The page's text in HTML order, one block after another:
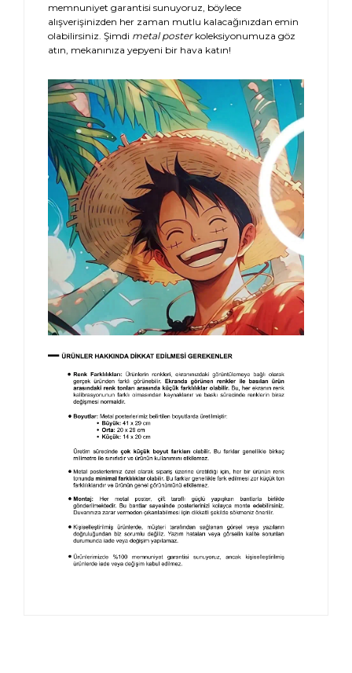
memnuniyet garantisi sunuyoruz, böylece
alışverişinizden her zaman mutlu kalacağınızdan emin
olabilirsiniz. Şimdi metal posterkoleksiyonumuza göz
atın, mekanınıza yepyeni bir hava katın!